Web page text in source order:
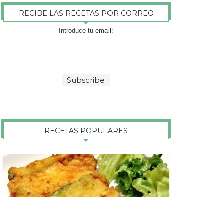
RECIBE LAS RECETAS POR CORREO
Introduce tu email:
RECETAS POPULARES